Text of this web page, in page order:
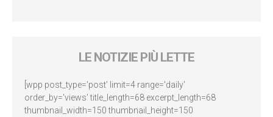
LE NOTIZIE PIÙ LETTE
[wpp post_type='post' limit=4 range='daily'
order_by='views' title_length=68 excerpt_length=68
thumbnail_width=150 thumbnail_height=150